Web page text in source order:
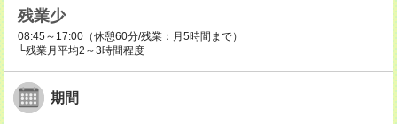
残業少
08:45～17:00（休憩60分/残業：月5時間まで）
└残業月平均2～3時間程度
期間